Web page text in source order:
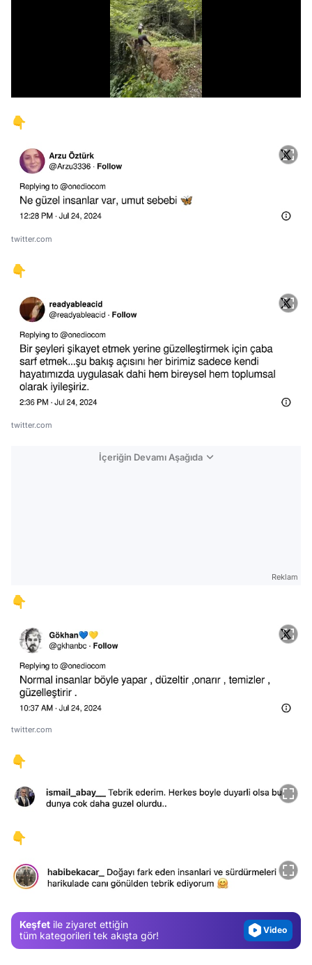
👇
twitter.com
👇
twitter.com
İçeriğin Devamı Aşağıda
Reklam
👇
twitter.com
👇
👇
Keşfet ile ziyaret ettiğin
tüm kategorileri tek akışta gör!
Test
Video